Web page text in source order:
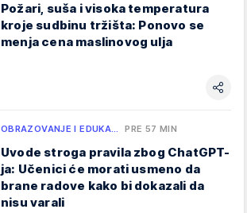
Požari, suša i visoka temperatura
kroje sudbinu tržišta: Ponovo se
menja cena maslinovog ulja
OBRAZOVANJE I EDUKA… PRE 57 MIN
Uvode stroga pravila zbog ChatGPT-
ja: Učenici će morati usmeno da
brane radove kako bi dokazali da
nisu varali